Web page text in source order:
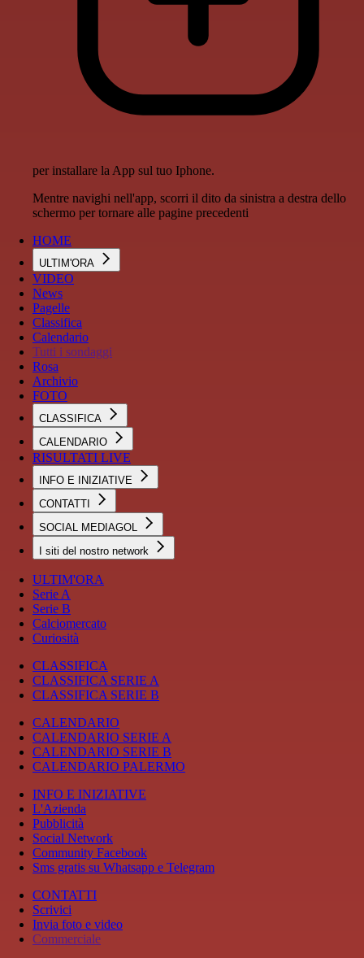
per installare la App sul tuo Iphone.
Mentre navighi nell'app, scorri il dito da sinistra a destra dello
schermo per tornare alle pagine precedenti
HOME
ULTIM'ORA
VIDEO
News
Pagelle
Classifica
Calendario
Tutti i sondaggi
Rosa
Archivio
FOTO
CLASSIFICA
CALENDARIO
RISULTATI LIVE
INFO E INIZIATIVE
CONTATTI
SOCIAL MEDIAGOL
I siti del nostro network
ULTIM'ORA
Serie A
Serie B
Calciomercato
Curiosità
CLASSIFICA
CLASSIFICA SERIE A
CLASSIFICA SERIE B
CALENDARIO
CALENDARIO SERIE A
CALENDARIO SERIE B
CALENDARIO PALERMO
INFO E INIZIATIVE
L'Azienda
Pubblicità
Social Network
Community Facebook
Sms gratis su Whatsapp e Telegram
CONTATTI
Scrivici
Invia foto e video
Commerciale